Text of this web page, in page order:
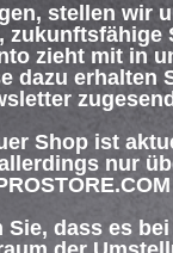
stellen wir
zukunftsfähige
zieht mit in
dazu erhalten
Shop ist
nur
Sie, dass es